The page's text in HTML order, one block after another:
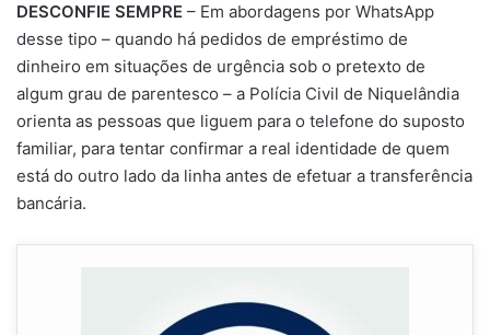
DESCONFIE SEMPRE – Em abordagens por WhatsApp
desse tipo – quando há pedidos de empréstimo de
dinheiro em situações de urgência sob o pretexto de
algum grau de parentesco – a Polícia Civil de Niquelândia
orienta as pessoas que liguem para o telefone do suposto
familiar, para tentar confirmar a real identidade de quem
está do outro lado da linha antes de efetuar a transferência
bancária.